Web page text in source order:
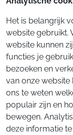
Het is belangrijk
website gebruikt.
website kunnen
functies je
bezoeken en
van onze website
ons te weten
populair zijn en
bewegen.
deze informatie